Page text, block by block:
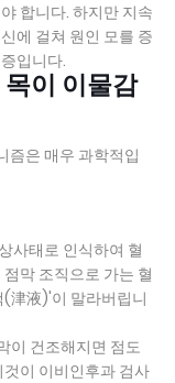
합니다. 하지만 지속
에 걸쳐 원인 모를 증
입니다.
이 이물감
즘은 매우 과학적입
사태로 인식하여 혈
막 조직으로 가는 혈
津液)'이 말라버립니
이 건조해지면 점도
이 이비인후과 검사